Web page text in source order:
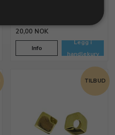
20,00 NOK
Info
Legg i
handlekurv
TILBUD